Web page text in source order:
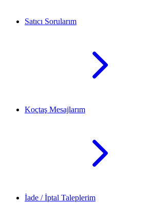
Satıcı Sorularım
Koçtaş Mesajlarım
İade / İptal Taleplerim